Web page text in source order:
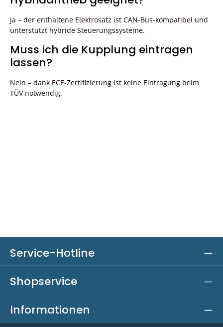
Ja – der enthaltene Elektrosatz ist CAN-Bus-kompatibel und
unterstützt hybride Steuerungssysteme.
Muss ich die Kupplung eintragen
lassen?
Nein – dank ECE-Zertifizierung ist keine Eintragung beim
TÜV notwendig.
Service-Hotline
Shopservice
Informationen